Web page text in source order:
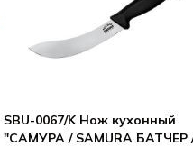
SBU-0067/K Нож кухонный
"САМУРА / SAMURA БАТЧЕР